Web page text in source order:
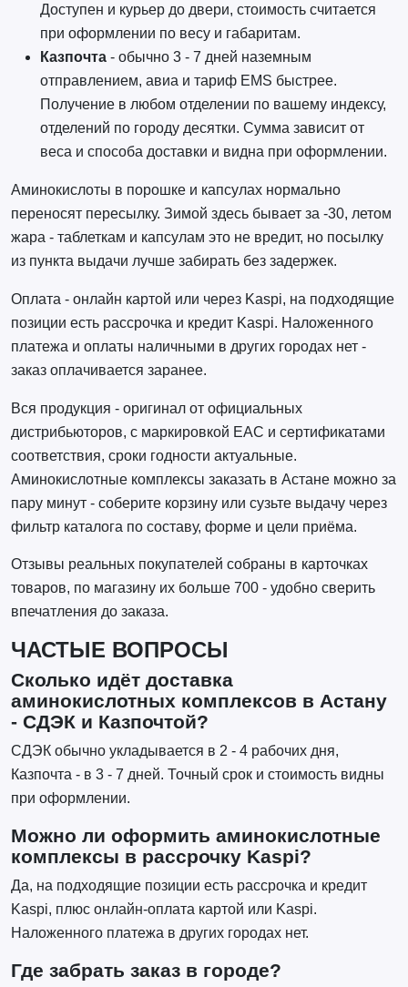
Доступен и курьер до двери, стоимость считается
при оформлении по весу и габаритам.
Казпочта- обычно 3 - 7 дней наземным
отправлением, авиа и тариф EMS быстрее.
Получение в любом отделении по вашему индексу,
отделений по городу десятки. Сумма зависит от
веса и способа доставки и видна при оформлении.
Аминокислоты в порошке и капсулах нормально
переносят пересылку. Зимой здесь бывает за -30, летом
жара - таблеткам и капсулам это не вредит, но посылку
из пункта выдачи лучше забирать без задержек.
Оплата - онлайн картой или через Kaspi, на подходящие
позиции есть рассрочка и кредит Kaspi. Наложенного
платежа и оплаты наличными в других городах нет -
заказ оплачивается заранее.
Вся продукция - оригинал от официальных
дистрибьюторов, с маркировкой EAC и сертификатами
соответствия, сроки годности актуальные.
Аминокислотные комплексы заказать в Астане можно за
пару минут - соберите корзину или сузьте выдачу через
фильтр каталога по составу, форме и цели приёма.
Отзывы реальных покупателей собраны в карточках
товаров, по магазину их больше 700 - удобно сверить
впечатления до заказа.
ЧАСТЫЕ ВОПРОСЫ
Сколько идёт доставка
аминокислотных комплексов в Астану
- СДЭК и Казпочтой?
СДЭК обычно укладывается в 2 - 4 рабочих дня,
Казпочта - в 3 - 7 дней. Точный срок и стоимость видны
при оформлении.
Можно ли оформить аминокислотные
комплексы в рассрочку Kaspi?
Да, на подходящие позиции есть рассрочка и кредит
Kaspi, плюс онлайн-оплата картой или Kaspi.
Наложенного платежа в других городах нет.
Где забрать заказ в городе?